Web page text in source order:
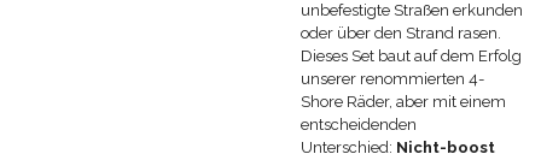
unbefestigte Straßen erkunden
oder über den Strand rasen.
Dieses Set baut auf dem Erfolg
unserer renommierten 4-
Shore Räder, aber mit einem
entscheidenden
Unterschied: Nicht-boost